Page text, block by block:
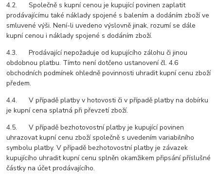
4.2. Společně s kupní cenou je kupující povinen zaplatit
prodávajícímu také náklady spojené s balením a dodáním zboží ve
smluvené výši. Není-li uvedeno výslovně jinak, rozumí se dále
kupní cenou i náklady spojené s dodáním zboží.
4.3. Prodávající nepožaduje od kupujícího zálohu či jinou
obdobnou platbu. Tímto není dotčeno ustanovení čl. 4.6
obchodních podmínek ohledně povinnosti uhradit kupní cenu zboží
předem.
4.4. V případě platby v hotovosti či v případě platby na dobírku
je kupní cena splatná při převzetí zboží.
4.5. V případě bezhotovostní platby je kupující povinen
uhrazovat kupní cenu zboží společně s uvedením variabilního
symbolu platby. V případě bezhotovostní platby je závazek
kupujícího uhradit kupní cenu splněn okamžikem připsání příslušné
částky na účet prodávajícího.